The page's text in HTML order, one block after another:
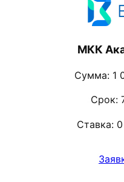
МКК
Сумма: 1
Срок:
Ставка: